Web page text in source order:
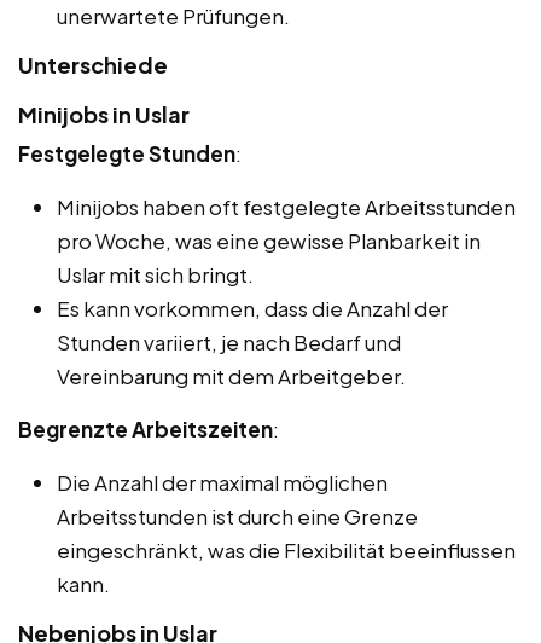
unerwartete Prüfungen.
Unterschiede
Minijobs in Uslar
Festgelegte Stunden:
Minijobs haben oft festgelegte Arbeitsstunden
pro Woche, was eine gewisse Planbarkeit in
Uslar mit sich bringt.
Es kann vorkommen, dass die Anzahl der
Stunden variiert, je nach Bedarf und
Vereinbarung mit dem Arbeitgeber.
Begrenzte Arbeitszeiten:
Die Anzahl der maximal möglichen
Arbeitsstunden ist durch eine Grenze
eingeschränkt, was die Flexibilität beeinflussen
kann.
Nebenjobs in Uslar